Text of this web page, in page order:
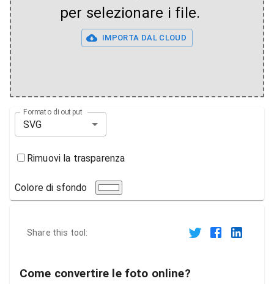
per selezionare i file.
IMPORTA DAL CLOUD
Formato di output
SVG
Rimuovi la trasparenza
Colore di sfondo
Share this tool:
Come convertire le foto online?